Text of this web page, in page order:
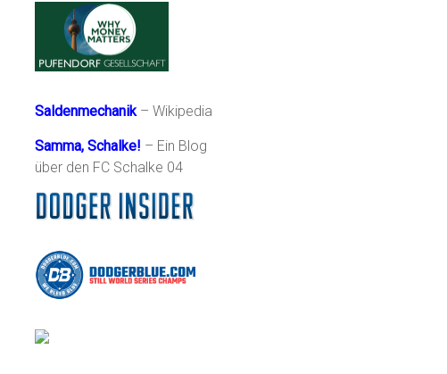
Saldenmechanik– Wikipedia
Samma, Schalke! – Ein Blog
über den FC Schalke 04